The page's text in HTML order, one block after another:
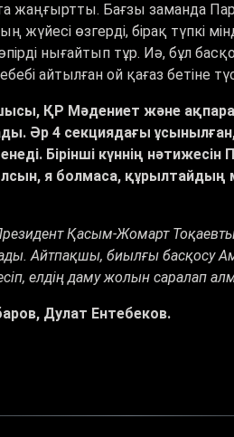
Бағзы заманда
өзгерді, бірақ түпкі
нығайтып тұр. Иә, бұл
айтылған ой қағаз бетіне
ҚР Мәдениет және
Әр 4 секциядағы ұсынылған,
Бірінші күннің нәтижесін
я болмаса, құрылтайдың
Қасым-Жомарт
Айтпақшы, биылғы басқосу
елдің даму жолын саралап
Дулат Ентебеков.